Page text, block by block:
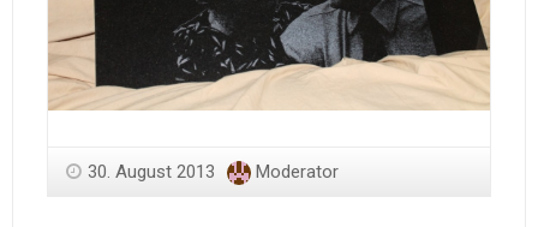
30. August 2013 Moderator